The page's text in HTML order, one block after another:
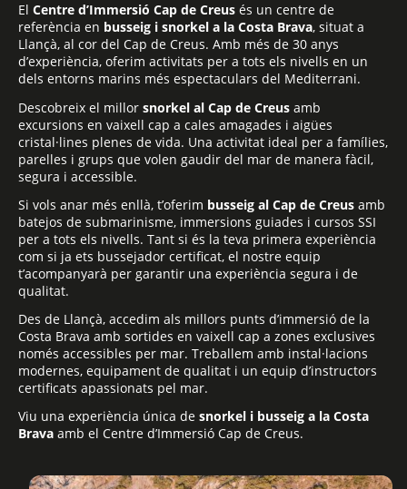
El Centre d’Immersió Cap de Creus és un centre de
referència en busseig i snorkel a la Costa Brava, situat a
Llançà, al cor del Cap de Creus. Amb més de 30 anys
d’experiència, oferim activitats per a tots els nivells en un
dels entorns marins més espectaculars del Mediterrani.
Descobreix el millor snorkel al Cap de Creus amb
excursions en vaixell cap a cales amagades i aigües
cristal·lines plenes de vida. Una activitat ideal per a famílies,
parelles i grups que volen gaudir del mar de manera fàcil,
segura i accessible.
Si vols anar més enllà, t’oferim busseig al Cap de Creus amb
batejos de submarinisme, immersions guiades i cursos SSI
per a tots els nivells. Tant si és la teva primera experiència
com si ja ets bussejador certificat, el nostre equip
t’acompanyarà per garantir una experiència segura i de
qualitat.
Des de Llançà, accedim als millors punts d’immersió de la
Costa Brava amb sortides en vaixell cap a zones exclusives
només accessibles per mar. Treballem amb instal·lacions
modernes, equipament de qualitat i un equip d’instructors
certificats apassionats pel mar.
Viu una experiència única de snorkel i busseig a la Costa
Brava amb el Centre d’Immersió Cap de Creus.